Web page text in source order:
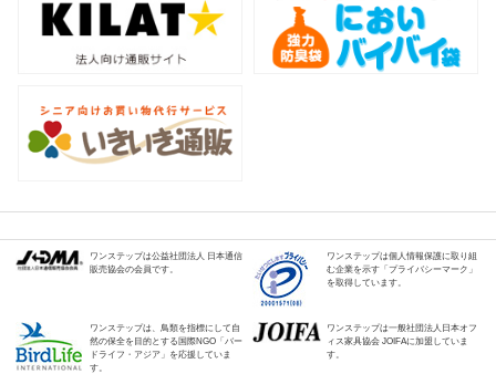
ワンステップは公益社団法人 日本通信
販売協会の会員です。
ワンステップは個人情報保護に取り組
む企業を示す「プライバシーマーク」
を取得しています。
ワンステップは、鳥類を指標にして自
然の保全を目的とする国際NGO「バー
ドライフ・アジア」を応援していま
す。
ワンステップは一般社団法人日本オフ
ィス家具協会 JOIFAに加盟していま
す。